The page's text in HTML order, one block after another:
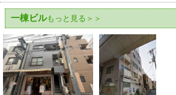
一棟ビルもっと見る＞＞